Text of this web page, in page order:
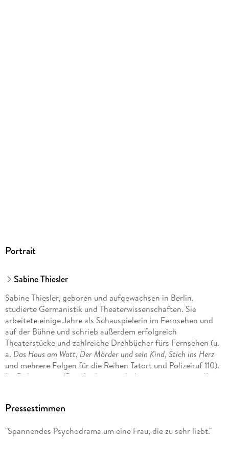
Portrait
Sabine Thiesler
Sabine Thiesler, geboren und aufgewachsen in Berlin,
studierte Germanistik und Theaterwissenschaften. Sie
arbeitete einige Jahre als Schauspielerin im Fernsehen und
auf der Bühne und schrieb außerdem erfolgreich
Theaterstücke und zahlreiche Drehbücher fürs Fernsehen (u.
a. Das Haus am Watt, Der Mörder und sein Kind, Stich ins Herz
und mehrere Folgen für die Reihen Tatort und Polizeiruf 110).
Ihr Debütroman 'Der Kindersammler' war ein sensationeller
Pressestimmen
"Spannendes Psychodrama um eine Frau, die zu sehr liebt."